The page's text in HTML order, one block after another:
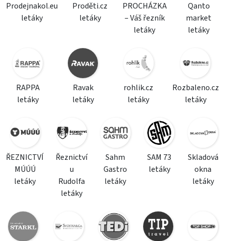
Prodejnakol.eu
letáky
Proděti.cz
letáky
PROCHÁZKA
– Váš řezník
letáky
Qanto
market
letáky
RAPPA
letáky
Ravak
letáky
rohlik.cz
letáky
Rozbaleno.cz
letáky
ŘEZNICTVÍ
MÚÚÚ
letáky
Řeznictví
u
Rudolfa
letáky
Sahm
Gastro
letáky
SAM 73
letáky
Skladová
okna
letáky